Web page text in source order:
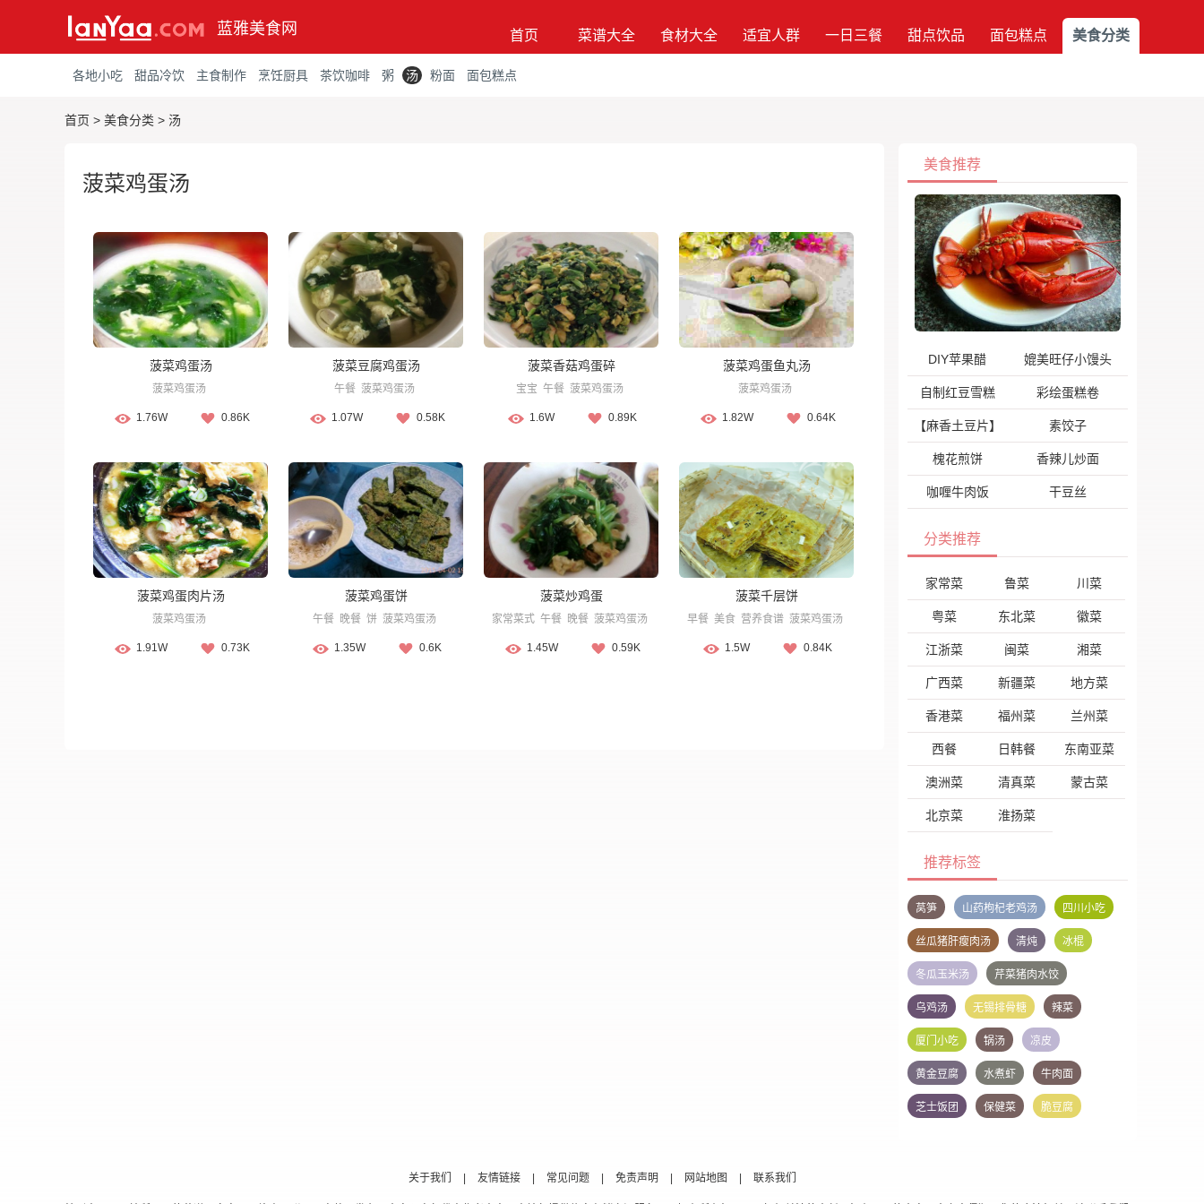
蓝雅美食网 首页 菜谱大全 食材大全 适宜人群 一日三餐 甜点饮品 面包糕点 美食分类
各地小吃 甜品冷饮 主食制作 烹饪厨具 茶饮咖啡 粥 汤 粉面 面包糕点
首页 > 美食分类 > 汤
菠菜鸡蛋汤
菠菜鸡蛋汤
菠菜鸡蛋汤
1.76W 0.86K
菠菜豆腐鸡蛋汤
午餐 菠菜鸡蛋汤
1.07W 0.58K
菠菜香菇鸡蛋碎
宝宝 午餐 菠菜鸡蛋汤
1.6W 0.89K
菠菜鸡蛋鱼丸汤
菠菜鸡蛋汤
1.82W 0.64K
菠菜鸡蛋肉片汤
菠菜鸡蛋汤
1.91W 0.73K
菠菜鸡蛋饼
午餐 晚餐 饼 菠菜鸡蛋汤
1.35W 0.6K
菠菜炒鸡蛋
家常菜式 午餐 晚餐 菠菜鸡蛋汤
1.45W 0.59K
菠菜千层饼
早餐 美食 营养食谱 菠菜鸡蛋汤
1.5W 0.84K
美食推荐
DIY苹果醋 媲美旺仔小馒头
自制红豆雪糕 彩绘蛋糕卷
【麻香土豆片】 素饺子
槐花煎饼 香辣儿炒面
咖喱牛肉饭 干豆丝
分类推荐
家常菜 鲁菜 川菜
粤菜 东北菜 徽菜
江浙菜 闽菜 湘菜
广西菜 新疆菜 地方菜
香港菜 福州菜 兰州菜
西餐 日韩餐 东南亚菜
澳洲菜 清真菜 蒙古菜
北京菜 淮扬菜
推荐标签
莴笋 山药枸杞老鸡汤 四川小吃
丝瓜猪肝瘦肉汤 清炖 冰棍
冬瓜玉米汤 芹菜猪肉水饺
乌鸡汤 无锡排骨糖 辣菜
厦门小吃 锅汤 凉皮
黄金豆腐 水煮虾 牛肉面
芝士饭团 保健菜 脆豆腐
关于我们 友情链接 常见问题 免责声明 网站地图 联系我们